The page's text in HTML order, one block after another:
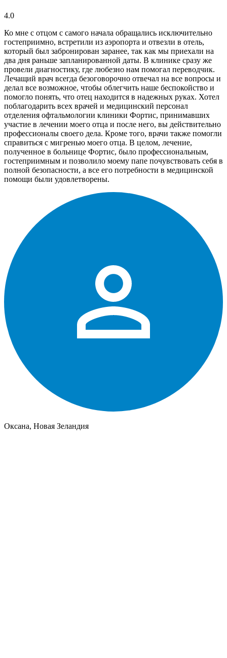
4.0
Ко мне с отцом с самого начала обращались исключительно
гостеприимно, встретили из аэропорта и отвезли в отель,
который был забронирован заранее, так как мы приехали на
два дня раньше запланированной даты. В клинике сразу же
провели диагностику, где любезно нам помогал переводчик.
Лечащий врач всегда безоговорочно отвечал на все вопросы и
делал все возможное, чтобы облегчить наше беспокойство и
помогло понять, что отец находится в надежных руках. Хотел
поблагодарить всех врачей и медицинский персонал
отделения офтальмологии клиники Фортис, принимавших
участие в лечении моего отца и после него, вы действительно
профессионалы своего дела. Кроме того, врачи также помогли
справиться с мигренью моего отца. В целом, лечение,
полученное в больнице Фортис, было профессиональным,
гостеприимным и позволило моему папе почувствовать себя в
полной безопасности, а все его потребности в медицинской
помощи были удовлетворены.
Оксана, Новая Зеландия